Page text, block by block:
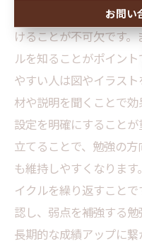
成績を向上させるため
けることが不可欠です
ルを知ることがポイン
やすい人は図やイラス
材や説明を聞くことで
設定を明確にすること
立てることで、勉強の
も維持しやすくなりま
イクルを繰り返すこと
認し、弱点を補強する勉
長期的な成績アップに
お問
お問い